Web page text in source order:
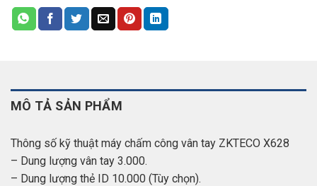
MÔ TẢ SẢN PHẨM
Thông số kỹ thuật máy chấm công vân tay ZKTECO X628
– Dung lượng vân tay 3.000.
– Dung lượng thẻ ID 10.000 (Tùy chọn).